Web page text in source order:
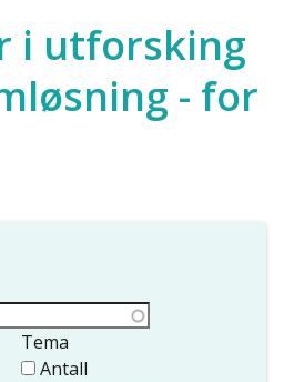
for alle
i utforsking
- for
Tema
Antall